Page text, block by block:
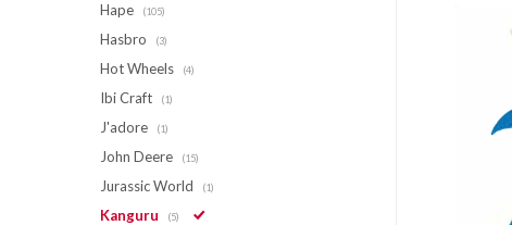
Hape (105)
Hasbro (3)
Hot Wheels (4)
Ibi Craft (1)
J'adore (1)
John Deere (15)
Jurassic World (1)
Kanguru (5)